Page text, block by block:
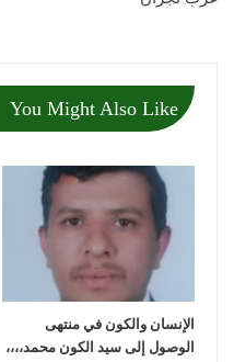
You Might Also Like
الإنسان والكون في منتهى
الوصول إلى سيد الكون محمد،،،،